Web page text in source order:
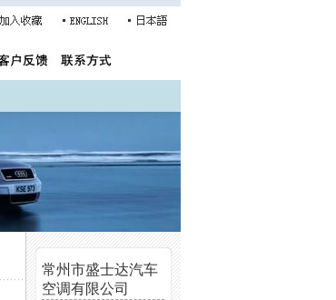
常州市盛士达汽车
空调有限公司